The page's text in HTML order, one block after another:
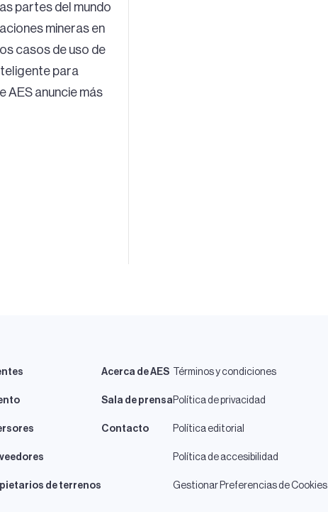
partes del mundo
mineras en
casos de uso de
para
AES anuncie más
de terrenos
Acerca de AES
Sala de prensa
Contacto
Términos y condiciones
Política de privacidad
Política editorial
Política de accesibilidad
Gestionar Preferencias de Cookies